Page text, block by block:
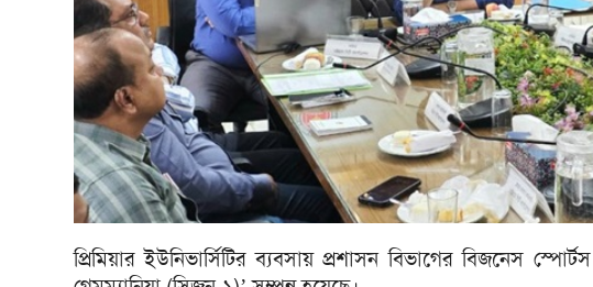
প্রিমিয়ার ইউনিভার্সিটির ব্যবসায় প্রশাসন বিভাগের বিজনেস